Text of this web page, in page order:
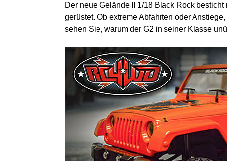
Der neue Gelände II 1/18 Black Rock
gerüstet. Ob extreme Abfahrten oder
sehen Sie, warum der G2 in seiner Klasse